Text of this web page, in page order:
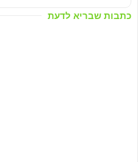
כתבות שבריא לדעת